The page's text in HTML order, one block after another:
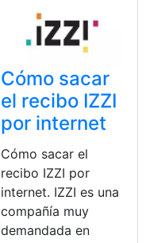
Cómo sacar
el recibo IZZI
por internet
Cómo sacar el
recibo IZZI por
internet. IZZI es una
compañía muy
demandada en